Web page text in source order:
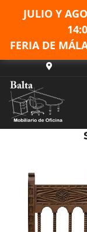
JULIO Y
FERIA DE